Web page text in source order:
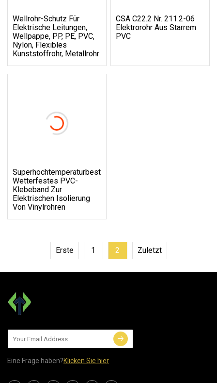
Wellrohr-Schutz Für
Elektrische Leitungen,
Wellpappe, PP, PE, PVC,
Nylon, Flexibles
Kunststoffrohr, Metallrohr
CSA C22.2 Nr. 211.2-06
Elektrorohr Aus Starrem
PVC
Superhochtemperaturbeständiges,
Wetterfestes PVC-
Klebeband Zur
Elektrischen Isolierung
Von Vinylrohren
Erste 1 2 Zuletzt
Eine Frage haben?Klicken Sie hier